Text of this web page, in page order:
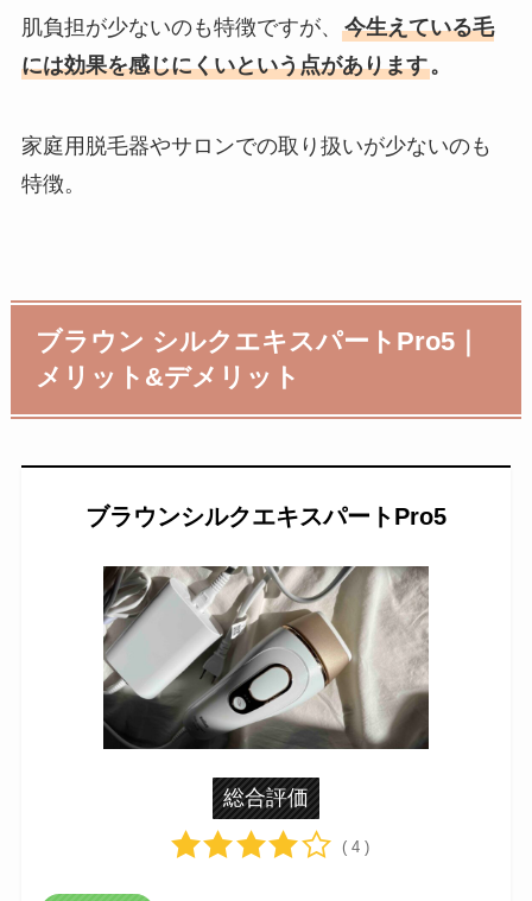
肌負担が少ないのも特徴ですが、 今生えている毛
には効果を感じにくいという点があります。
家庭用脱毛器やサロンでの取り扱いが少ないのも
特徴。
ブラウン シルクエキスパートPro5｜
メリット&デメリット
ブラウンシルクエキスパートPro5
総合評価
( 4 )